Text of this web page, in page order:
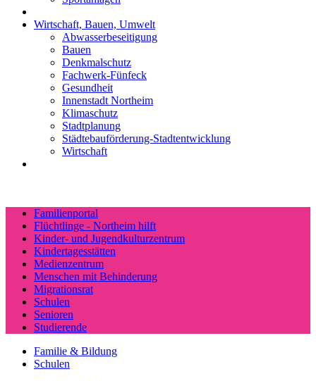
Wirtschaft, Bauen, Umwelt
Abwasserbeseitigung
Bauen
Denkmalschutz
Fachwerk-Fünfeck
Gesundheit
Innenstadt Northeim
Klimaschutz
Stadtplanung
Städtebauförderung-Stadtentwicklung
Wirtschaft
Familienportal
Flüchtlinge - Northeim hilft
Kinder- und Jugendkulturzentrum
Kindertagesstätten
Medienzentrum
Menschen mit Behinderung
Migrationsrat
Schulen
Senioren
Studierende
Familie & Bildung
Schulen